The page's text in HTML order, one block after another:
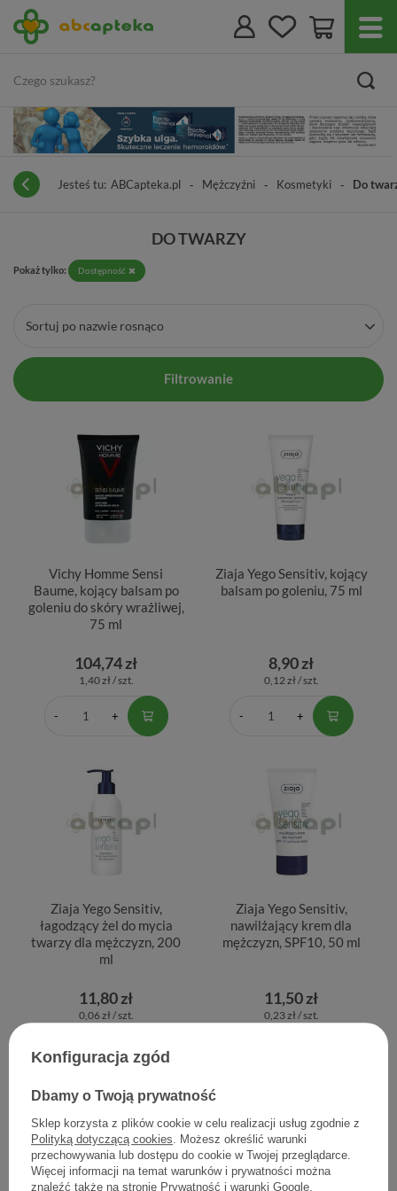
Jesteś tu: ABCapteka.pl Mężczyźni Kosmetyki Do
DO TWARZY
Pokaż tylko: Dostępność
Sortuj po nazwie rosnąco
Filtrowanie
Vichy Homme Sensi
Baume, kojący balsam po
goleniu do skóry wrażliwej,
75 ml
104,74 zł
1,40 zł / szt.
Ziaja Yego Sensitiv, kojący
balsam po goleniu, 75 ml
8,90 zł
0,12 zł / szt.
Ziaja Yego Sensitiv,
łagodzący żel do mycia
twarzy dla mężczyzn, 200
ml
11,80 zł
0,06 zł / szt.
Ziaja Yego Sensitiv,
nawilżający krem dla
mężczyzn, SPF10, 50 ml
11,50 zł
0,23 zł / szt.
Konfiguracja zgód
Dbamy o Twoją prywatność
Sklep korzysta z plików cookie w celu realizacji usług zgodnie z
Polityką dotyczącą cookies. Możesz określić warunki
przechowywania lub dostępu do cookie w Twojej przeglądarce.
Więcej informacji na temat warunków i prywatności można
znaleźć także na stronie Prywatność i warunki Google.